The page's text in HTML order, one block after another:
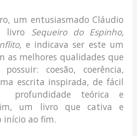
um entusiasmado Cláudio
livro Sequeiro do Espinho,
e indicava ser este um
as melhores qualidades que
coesão, coerência,
escrita inspirada, de fácil
teórica e
um livro que cativa e
início ao fim.